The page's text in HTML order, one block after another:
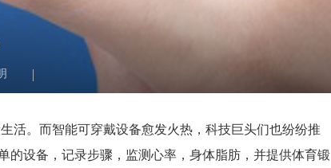
活。而智能可穿戴设备愈发火热，科技巨头们也纷纷推
的设备，记录步骤，监测心率，身体脂肪，并提供体育锻